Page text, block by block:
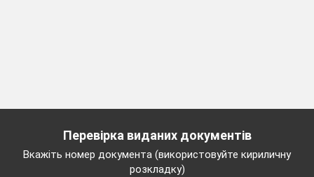
Перевірка виданих документів
Вкажіть номер документа (використовуйте кириличну
розкладку)